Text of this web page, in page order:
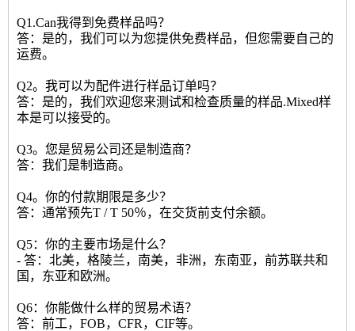
Q1.Can我得到免费样品吗？
答：是的，我们可以为您提供免费样品，但您需要自己的
运费。
Q2。我可以为配件进行样品订单吗？
答：是的，我们欢迎您来测试和检查质量的样品.Mixed样
本是可以接受的。
Q3。您是贸易公司还是制造商？
答：我们是制造商。
Q4。你的付款期限是多少？
答：通常预先T / T 50％，在交货前支付余额。
Q5：你的主要市场是什么？
- 答：北美，格陵兰，南美，非洲，东南亚，前苏联共和
国，东亚和欧洲。
Q6：你能做什么样的贸易术语？
答：前工，FOB，CFR，CIF等。